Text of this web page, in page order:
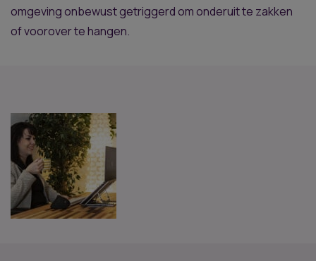
omgeving onbewust getriggerd om onderuit te zakken
of voorover te hangen.